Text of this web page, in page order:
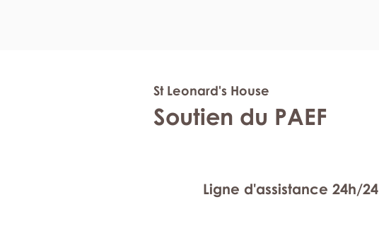
St Leonard's House
Soutien du PAEF
Ligne d'assistance 24h/24